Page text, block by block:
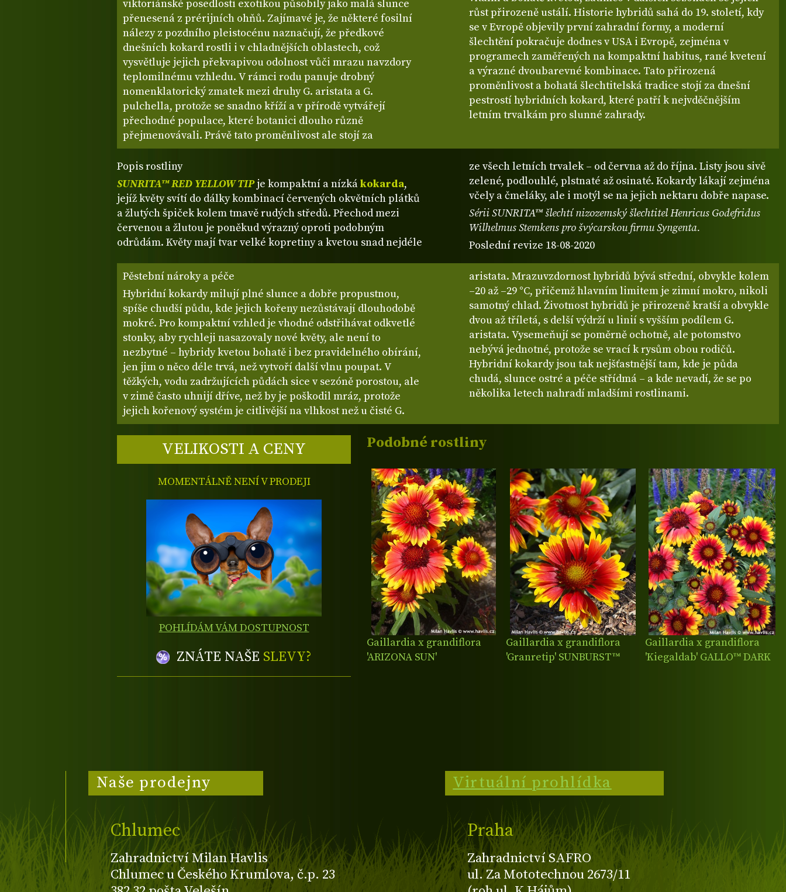
viktoriánské posedlosti exotikou působily jako malá slunce
přenesená z prérijních ohňů. Zajímavé je, že některé fosilní
nálezy z pozdního pleistocénu naznačují, že předkové
dnešních kokard rostli i v chladnějších oblastech, což
vysvětluje jejich překvapivou odolnost vůči mrazu navzdory
teplomilnému vzhledu. V rámci rodu panuje drobný
nomenklatorický zmatek mezi druhy G. aristata a G.
pulchella, protože se snadno kříží a v přírodě vytvářejí
přechodné populace, které botanici dlouho různě
přejmenovávali. Právě tato proměnlivost ale stojí za
růst přirozeně ustálí. Historie hybridů sahá do 19. století, kdy
se v Evropě objevily první zahradní formy, a moderní
šlechtění pokračuje dodnes v USA i Evropě, zejména v
programech zaměřených na kompaktní habitus, rané kvetení
a výrazné dvoubarevné kombinace. Tato přirozená
proměnlivost a bohatá šlechtitelská tradice stojí za dnešní
pestrostí hybridních kokard, které patří k nejvděčnějším
letním trvalkám pro slunné zahrady.
Popis rostliny
SUNRITA™ RED YELLOW TIPje kompaktní a nízkákokarda,
jejíž květy svítí do dálky kombinací červených okvětních plátků
a žlutých špiček kolem tmavě rudých středů. Přechod mezi
červenou a žlutou je poněkud výrazný oproti podobným
odrůdám. Květy mají tvar velké kopretiny a kvetou snad nejdéle
ze všech letních trvalek – od června až do října. Listy jsou sivě
zelené, podlouhlé, plstnaté až osinaté. Kokardy lákají zejména
včely a čmeláky, ale i motýl se na jejich nektaru dobře napase.
Sérii SUNRITA™ šlechtí nizozemský šlechtitel Henricus Godefridus
Wilhelmus Stemkens pro švýcarskou firmu Syngenta.
Poslední revize 18-08-2020
Pěstební nároky a péče
Hybridní kokardy milují plné slunce a dobře propustnou,
spíše chudší půdu, kde jejich kořeny nezůstávají dlouhodobě
mokré. Pro kompaktní vzhled je vhodné odstřihávat odkvetlé
stonky, aby rychleji nasazovaly nové květy, ale není to
nezbytné – hybridy kvetou bohatě i bez pravidelného obírání,
jen jim o něco déle trvá, než vytvoří další vlnu poupat. V
těžkých, vodu zadržujících půdách sice v sezóně porostou, ale
v zimě často uhnijí dříve, než by je poškodil mráz, protože
jejich kořenový systém je citlivější na vlhkost než u čisté G.
aristata. Mrazuvzdornost hybridů bývá střední, obvykle kolem
–20 až –29 °C, přičemž hlavním limitem je zimní mokro, nikoli
samotný chlad. Životnost hybridů je přirozeně kratší a obvykle
dvou až tříletá, s delší výdrží u linií s vyšším podílem G.
aristata. Vysemeňují se poměrně ochotně, ale potomstvo
nebývá jednotné, protože se vrací k rysům obou rodičů.
Hybridní kokardy jsou tak nejšťastnější tam, kde je půda
chudá, slunce ostré a péče střídmá – a kde nevadí, že se po
několika letech nahradí mladšími rostlinami.
VELIKOSTI A CENY
MOMENTÁLNĚ NENÍ V PRODEJI
POHLÍDÁM VÁM DOSTUPNOST
ZNÁTE NAŠE SLEVY?
Podobné rostliny
Gaillardia x grandiflora
'ARIZONA SUN'
Gaillardia x grandiflora
'Granretip' SUNBURST™
Gaillardia x grandiflora
'Kiegaldab' GALLO™ DARK
Naše prodejny
Chlumec
Zahradnictví Milan Havlis
Chlumec u Českého Krumlova, č.p. 23
Virtuální prohlídka
Praha
Zahradnictví SAFRO
ul. Za Mototechnou 2673/11